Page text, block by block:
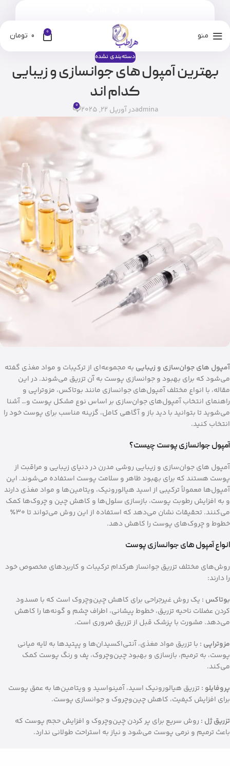
منو 0
0 تومان
دسته‌بندی نشده
بهترین آمپول‌ های جوانسازی و زیبایی
کدام اند
adminaدر آوریل 22, 2025 0
آمپول‌ های جوان‌سازی و زیبایی به مجموعه‌ای از ترکیبات و مواد مغذی گفته
می‌شود که برای بهبود و جوانسازی پوست به آن تزریق می‌شوند. در این
مقاله، با انواع مختلف آمپول‌های جوانسازی مانند بوتاکس، مزوتراپی و
راهنمای انتخاب آمپول‌های جوان‌سازی بر اساس نوع مشکل پوست و… آشنا
می‌شوید تا بتوانید با دید باز و آگاهی کامل، گزینه مناسب برای پوست خود را
انتخاب کنید.
آمپول جوانسازی پوست چیست؟
آمپول‌ های جوان‌سازی و زیبایی روشی مدرن در دنیای زیبایی و مراقبت از
پوست هستند که برای بهبود ظاهر و سلامت پوست استفاده می‌شوند. این
آمپول‌ها معمولاً ترکیبی از اسید هیالورونیک، ویتامین‌ها و مواد مغذی دارند
و به افزایش رطوبت پوست، بازسازی سلول‌ها و کاهش چین و چروک‌ها کمک
می‌کنند. تحقیقات نشان می‌دهد که استفاده از این روش می‌تواند تا ۳۰٪
خطوط و چروک‌های پوست را کاهش دهد.
انواع آمپول‌ های جوانسازی پوست
روش‌های مختلف تزریق جوانساز هرکدام ترکیبات و کاربردهای مخصوص خود
را دارند:
بوتاکس : یک روش غیرجراحی برای کاهش چین‌وچروک است که با مسدود
کردن عضلات ناحیه تزریق، خطوط پیشانی، اطراف چشم و گونه‌ها را کاهش
می‌دهد. مشورت با پزشک قبل از تزریق ضروری است.
مزوتراپی : با تزریق مواد مغذی، آنتی‌اکسیدان‌ها و پپتیدها به لایه میانی
پوست، به ترمیم، بازسازی و بهبود چین‌وچروک، پف و رنگ پوست کمک
می‌کند.
پروفایلو :تزریق هیالورونیک اسید، آمینواسید و ویتامین‌ها به عمق پوست
برای افزایش کیفیت، کاهش چین‌وچروک و جوانسازی پوست.
تزریق ژل : روش سریع برای پر کردن چین‌وچروک و افزایش حجم پوست که
باعث ترمیم و نرمی پوست می‌شود و نیاز به استراحت طولانی ندارد.